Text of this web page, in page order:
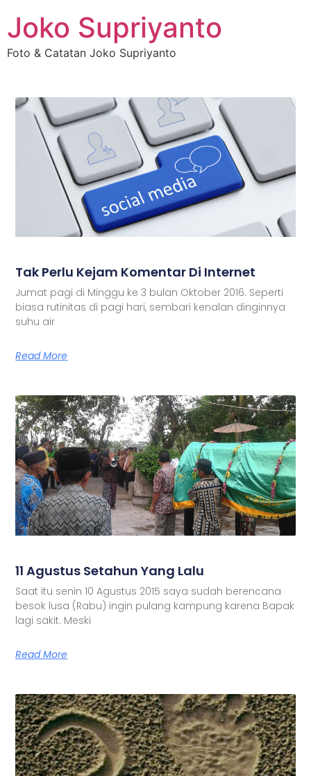
Joko Supriyanto
Foto & Catatan Joko Supriyanto
Tak Perlu Kejam Komentar Di Internet
Jumat pagi di Minggu ke 3 bulan Oktober 2016. Seperti
biasa rutinitas di pagi hari, sembari kenalan dinginnya
suhu air
Read More
11 Agustus Setahun Yang Lalu
Saat itu senin 10 Agustus 2015 saya sudah berencana
besok lusa (Rabu) ingin pulang kampung karena Bapak
lagi sakit. Meski
Read More